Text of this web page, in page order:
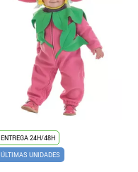
ENTREGA 24H/48H
ÚLTIMAS UNIDADES